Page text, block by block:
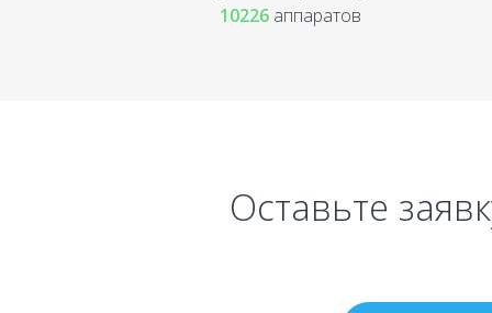
10226аппаратов
Оставьте